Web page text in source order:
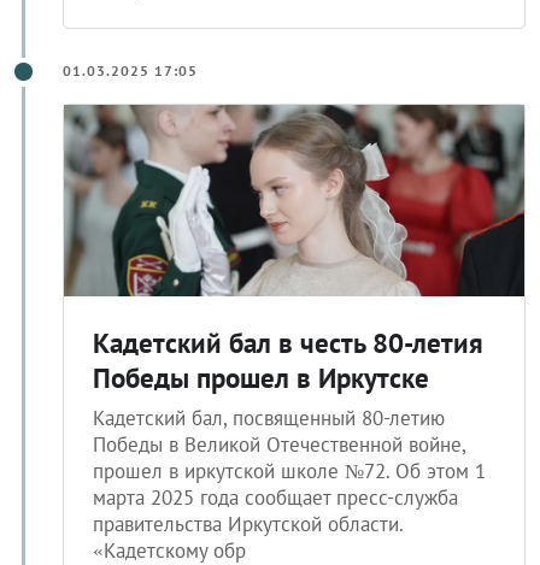
01.03.2025 17:05
Кадетский бал в честь 80-летия
Победы прошел в Иркутске
Кадетский бал, посвященный 80-летию
Победы в Великой Отечественной войне,
прошел в иркутской школе №72. Об этом 1
марта 2025 года сообщает пресс-служба
правительства Иркутской области.
«Кадетскому обр